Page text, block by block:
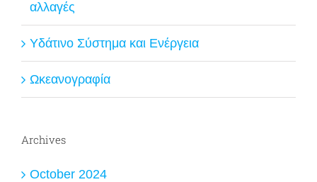
αλλαγές
Υδάτινο Σύστημα και Ενέργεια
Ωκεανογραφία
Archives
October 2024